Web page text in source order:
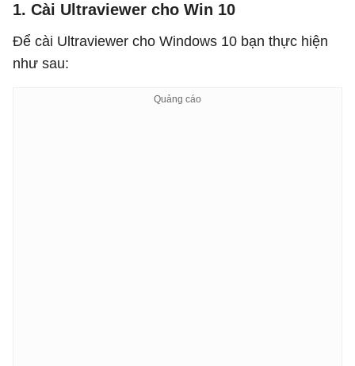
1. Cài Ultraviewer cho Win 10
Để cài Ultraviewer cho Windows 10 bạn thực hiện
như sau: